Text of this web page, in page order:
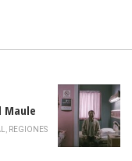
Maule
de la
, REGIONES